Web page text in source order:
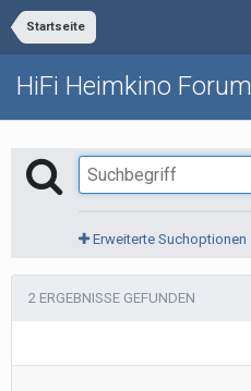
Startseite
HiFi Heimkino Forum
Erweiterte Suchoptionen
2 ERGEBNISSE GEFUNDEN